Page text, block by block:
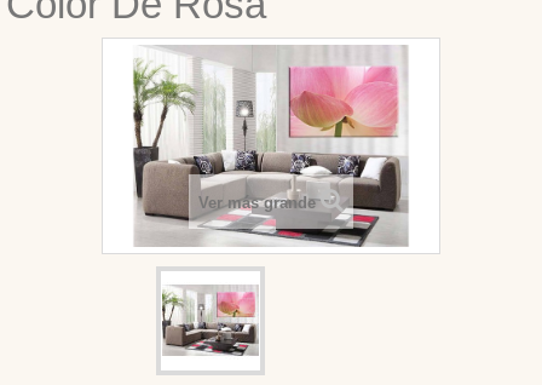
Ver más grande